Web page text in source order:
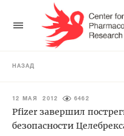
НАЗАД
12 МАЯ 2012 6462
Pfizer завершил
безопасности